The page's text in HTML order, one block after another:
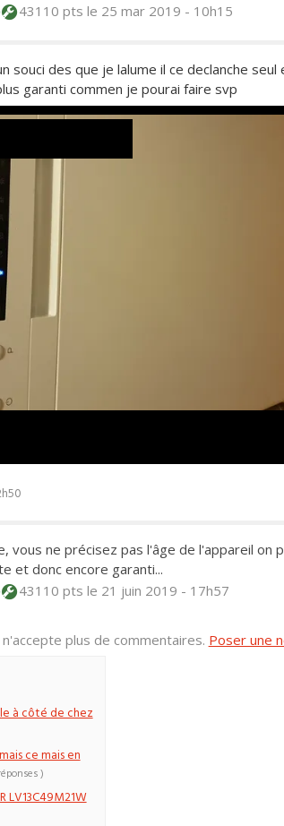
43110 pts le 25 mar 2019 - 10h15
souci des que je lalume il ce declanche seul
garanti commen je pourai faire svp
vous ne précisez pas l'âge de l'appareil on
et donc encore garanti...
43110 pts le 21 juin 2019 - 17h57
plus de commentaires. Poser une
à côté de chez
ce mais en
)
LV13C49M21W